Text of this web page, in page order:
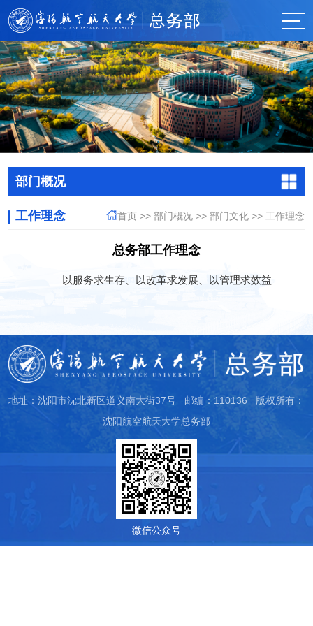
部门概况
工作理念 首页 >> 部门概况 >> 部门文化 >> 工作理念
总务部工作理念
以服务求生存、 以改革求发展、以管理求效益
地址：沈阳市沈北新区道义南大街37号 邮编：110136 版权所有：
沈阳航空航天大学总务部
微信公众号